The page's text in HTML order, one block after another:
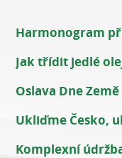
Jak třídit jedlé
Oslava Dne Země
Ukliďme Česko,
Komplexní